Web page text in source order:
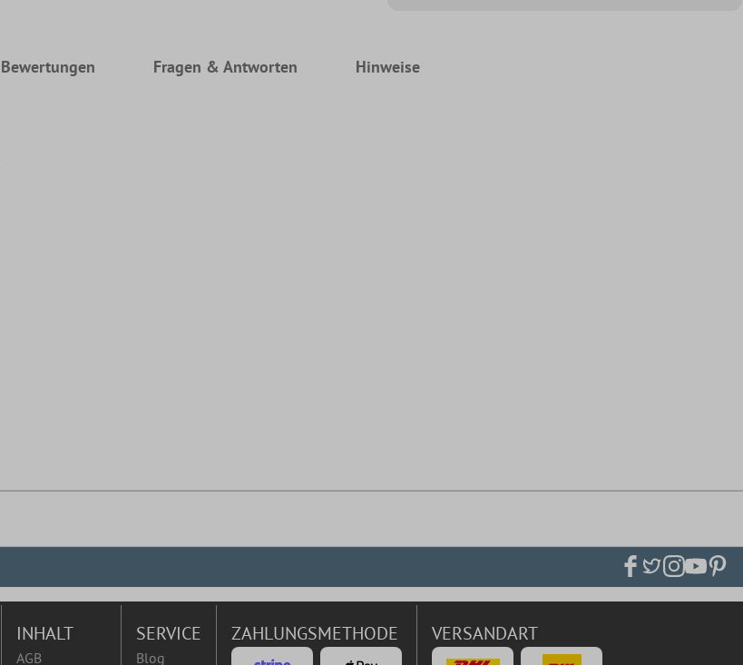
Bewertungen Fragen & Antworten Hinweise
INHALT
AGB
SERVICE
Blog
ZAHLUNGSMETHODE VERSANDART